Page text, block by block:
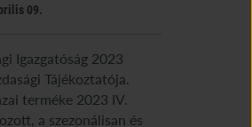
09.
Igazgatóság 2023
Tájékoztatója.
terméke 2023 IV.
a szezonálisan és